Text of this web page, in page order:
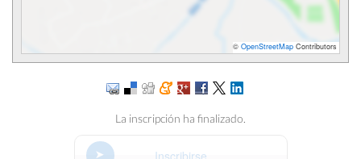
© OpenStreetMap Contributors
La inscripción ha finalizado.
Inscribirse